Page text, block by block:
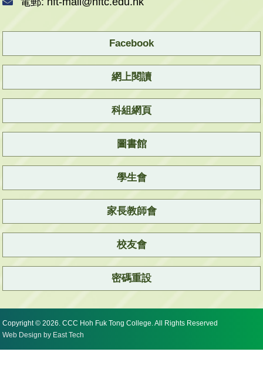
Facebook
網上閱讀
科組網頁
圖書館
學生會
家長教師會
校友會
密碼重設
Copyright © 2026. CCC Hoh Fuk Tong College. All Rights Reserved
Web Design by East Tech